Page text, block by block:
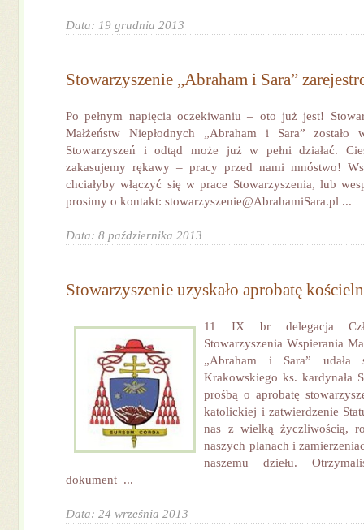
Data: 19 grudnia 2013
Stowarzyszenie „Abraham i Sara”
Po pełnym napięcia oczekiwaniu – oto już jest!
Małżeństw Niepłodnych „Abraham i Sara” zostało
Stowarzyszeń i odtąd może już w pełni działać.
zakasujemy rękawy – pracy przed nami mnóstwo!
chciałyby włączyć się w prace Stowarzyszenia, lub
prosimy o kontakt: stowarzyszenie@AbrahamiSara.pl ...
Data: 8 października 2013
Stowarzyszenie uzyskało aprobatę
11 IX br delegacja
Stowarzyszenia Wspierania
„Abraham i Sara” udała
Krakowskiego ks. kardynała
prośbą o aprobatę
katolickiej i zatwierdzenie
nas z wielką życzliwością,
naszych planach i
naszemu dziełu.
dokument ...
Data: 24 września 2013